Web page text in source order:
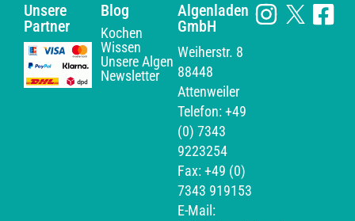
Unsere
Partner
Blog
Kochen
Wissen
Unsere Algen
Newsletter
Algenladen
GmbH
Weiherstr. 8
88448
Attenweiler
Telefon: +49
(0) 7343
9223254
Fax: +49 (0)
7343 919153
E-Mail: